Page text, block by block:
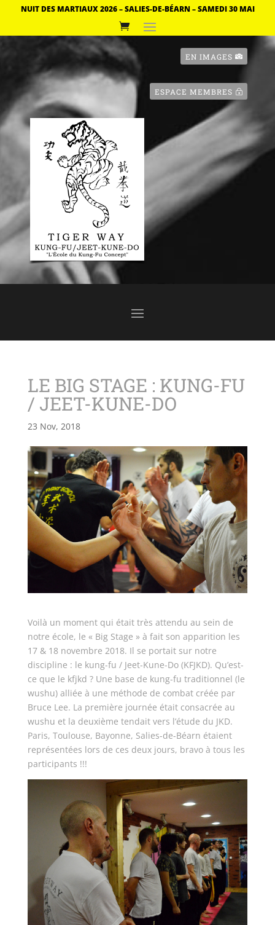
NUIT DES MARTIAUX 2026 – SALIES-DE-BÉARN – SAMEDI 30 MAI
EN IMAGES
ESPACE MEMBRES
LE BIG STAGE : KUNG-FU
/ JEET-KUNE-DO
23 Nov, 2018
Voilà un moment qui était très attendu au sein de
notre école, le « Big Stage » à fait son apparition les
17 & 18 novembre 2018. Il se portait sur notre
discipline : le kung-fu / Jeet-Kune-Do (KFJKD). Qu’est-
ce que le kfjkd ? Une base de kung-fu traditionnel (le
wushu) alliée à une méthode de combat créée par
Bruce Lee. La première journée était consacrée au
wushu et la deuxième tendait vers l’étude du JKD.
Paris, Toulouse, Bayonne, Salies-de-Béarn étaient
représentées lors de ces deux jours, bravo à tous les
participants !!!